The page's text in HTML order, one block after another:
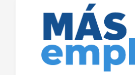
ALGRANEL S.A.
ALIADOS EN RIESGOS Y
ALIMENTOS DEL ARTESANO
ALIMENTOS FINCA S.A.S. -